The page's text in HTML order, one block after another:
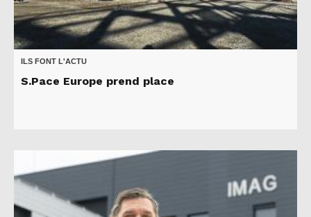
ILS FONT L'ACTU
S.Pace Europe prend place